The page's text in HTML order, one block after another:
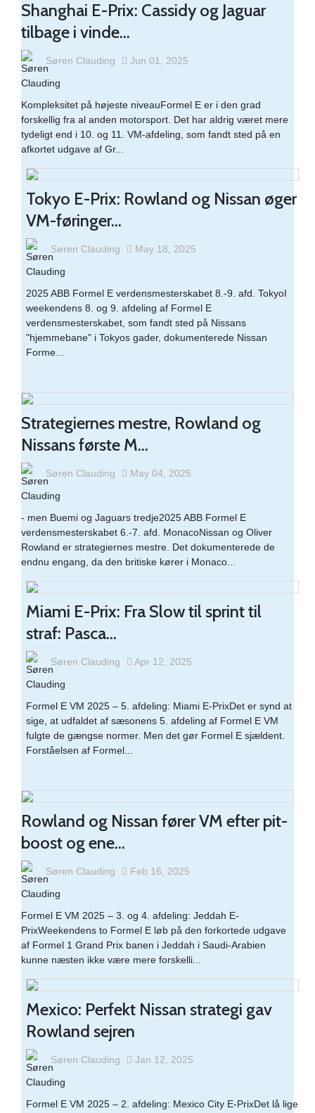
Shanghai E-Prix: Cassidy og Jaguar
tilbage i vinde...
Søren Clauding Jun 01, 2025
Kompleksitet på højeste niveauFormel E er i den grad
forskellig fra al anden motorsport. Det har aldrig været mere
tydeligt end i 10. og 11. VM-afdeling, som fandt sted på en
afkortet udgave af Gr...
Tokyo E-Prix: Rowland og Nissan øger
VM-føringer...
Søren Clauding May 18, 2025
2025 ABB Formel E verdensmesterskabet 8.-9. afd. TokyoI
weekendens 8. og 9. afdeling af Formel E
verdensmesterskabet, som fandt sted på Nissans
"hjemmebane" i Tokyos gader, dokumenterede Nissan
Forme...
Strategiernes mestre, Rowland og
Nissans første M...
Søren Clauding May 04, 2025
- men Buemi og Jaguars tredje2025 ABB Formel E
verdensmesterskabet 6.-7. afd. MonacoNissan og Oliver
Rowland er strategiernes mestre. Det dokumenterede de
endnu engang, da den britiske kører i Monaco...
Miami E-Prix: Fra Slow til sprint til
straf: Pasca...
Søren Clauding Apr 12, 2025
Formel E VM 2025 – 5. afdeling: Miami E-PrixDet er synd at
sige, at udfaldet af sæsonens 5. afdeling af Formel E VM
fulgte de gængse normer. Men det gør Formel E sjældent.
Forståelsen af Formel...
Rowland og Nissan fører VM efter pit-
boost og ene...
Søren Clauding Feb 16, 2025
Formel E VM 2025 – 3. og 4. afdeling: Jeddah E-
PrixWeekendens to Formel E løb på den forkortede udgave
af Formel 1 Grand Prix banen i Jeddah i Saudi-Arabien
kunne næsten ikke være mere forskelli...
Mexico: Perfekt Nissan strategi gav
Rowland sejren
Søren Clauding Jan 12, 2025
Formel E VM 2025 – 2. afdeling: Mexico City E-PrixDet lå lige